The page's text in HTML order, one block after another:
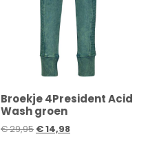
Broekje 4President Acid
Wash groen
€29,95 €14,98